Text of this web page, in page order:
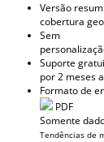
Versão
cobertura
Sem
Suporte
por 2 meses
Formato de
PDF
Somente
Tendências de